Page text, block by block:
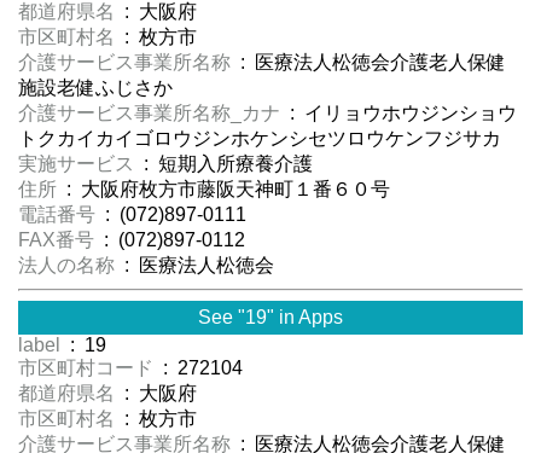
都道府県名
: 大阪府
市区町村名
: 枚方市
介護サービス事業所名称 : 医療法人松徳会介護老人保健
施設老健ふじさか
介護サービス事業所名称_カナ : イリョウホウジンショウ
トクカイカイゴロウジンホケンシセツロウケンフジサカ
実施サービス
: 短期入所療養介護
住所 : 大阪府枚方市藤阪天神町１番６０号
電話番号 : (072)897-0111
FAX番号 : (072)897-0112
法人の名称 : 医療法人松徳会
See "19" in Apps
label
: 19
市区町村コード
: 272104
都道府県名
: 大阪府
市区町村名
: 枚方市
介護サービス事業所名称 : 医療法人松徳会介護老人保健